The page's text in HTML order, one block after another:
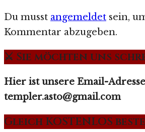
Du musst angemeldet sein,
Kommentar abzugeben.
⚔️ Sie möchten uns
Hier ist unsere Email-
templer.asto@gmail.com
Gleich KOSTENLOS